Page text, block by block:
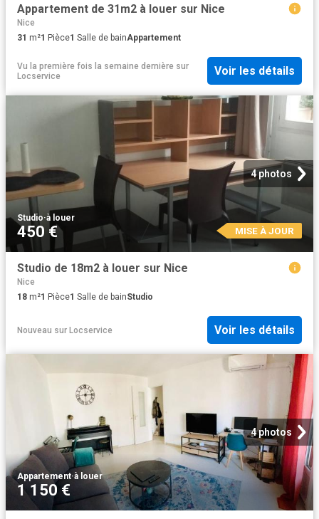
Appartement de 31m2 à louer sur Nice
Nice
31 m²1 Pièce1 Salle de bainAppartement
Vu la première fois la semaine dernière sur
Locservice
Voir les détails
4 photos
Studio·à louer
450 € MISE À JOUR
Studio de 18m2 à louer sur Nice
Nice
18 m²1 Pièce1 Salle de bainStudio
Nouveau sur Locservice Voir les détails
4 photos
Appartement·à louer
1 150 €